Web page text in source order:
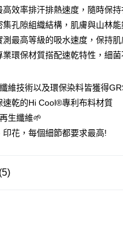
行
第一商業銀行
彰化商業銀行
行
兆豐國際商業
行
台中商業銀行
銀行
遠東國際商業
星展（台灣）
行
公司
每期NT$288
行
第一商業銀行
彰化商業銀行
行
台北富邦商業
業銀行
華泰商業銀行
遠東國際商業銀
行
中國信託商業銀
每期NT$144
行
第一商業銀行
彰化商業銀行
行
台中商業銀行
業銀行
華泰商業銀行
永豐商業銀行
司
每期NT$72
行
第一商業銀行
行
台北富邦商業
行
臺灣中小企業銀
行
元大商業銀行
行
說明】
哥付你分期」，訂單成立後會自動跳
後，選擇欲分期的期數、繳款截止
後付」】
高效率排汗排熱速度，隨時保
集孔隙組織結構，肌膚與山林
測最高等級的吸水速度，保持
業環保材質搭配速乾特性，細
維技術以及環保染料皆獲得
速乾的Hi Cool®專利布料材質
生纖維🌱
印花，每個細節都要求最高!